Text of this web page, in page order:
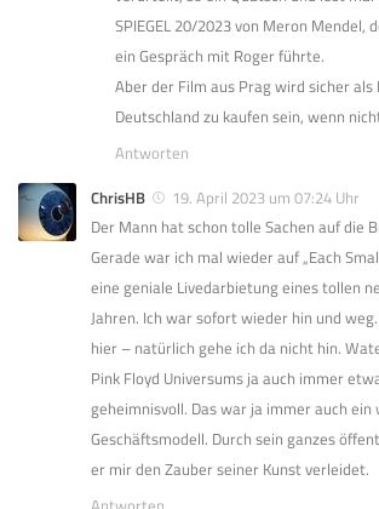
SPIEGEL 20/2023 von Meron Mendel,
ein Gespräch mit Roger führte.
Aber der Film aus Prag wird sicher als
Deutschland zu kaufen sein, wenn
Antworten
ChrisHB
19. April 2023 um 07:24 Uhr
Der Mann hat schon tolle Sachen auf die
Gerade war ich mal wieder auf „Each
eine geniale Livedarbietung eines tollen
Jahren. Ich war sofort wieder hin und
hier – natürlich gehe ich da nicht hin.
Pink Floyd Universums ja auch immer
geheimnisvoll. Das war ja immer auch ein
Geschäftsmodell. Durch sein ganzes
er mir den Zauber seiner Kunst verleidet.